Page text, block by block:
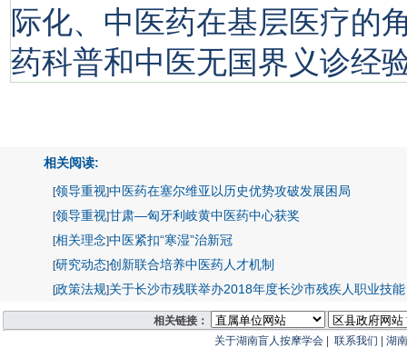
际化、中医药在基层医疗的
药科普和中医无国界义诊经
相关阅读:
[领导重视]中医药在塞尔维亚以历史优势攻破发展困局
[领导重视]甘肃—匈牙利岐黄中医药中心获奖
[相关理念]中医紧扣“寒湿”治新冠
[研究动态]创新联合培养中医药人才机制
[政策法规]关于长沙市残联举办2018年度长沙市残疾人职业技能
相关链接：
关于湖南盲人按摩学会
联系我们
湖